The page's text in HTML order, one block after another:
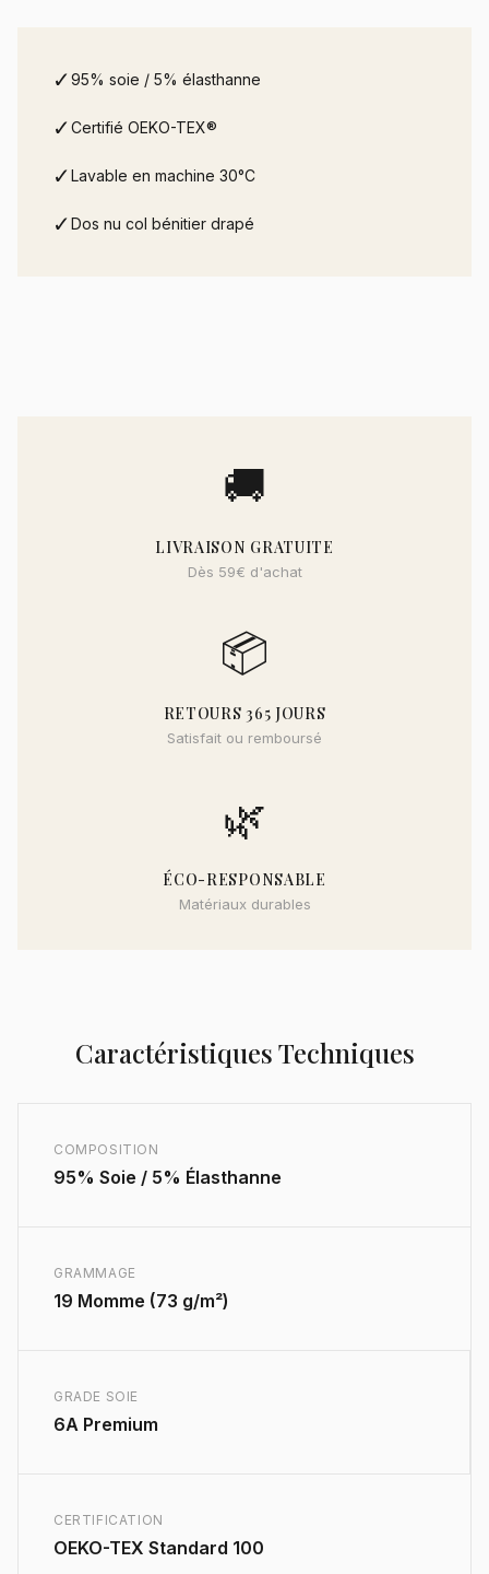
✓95% soie / 5% élasthanne
✓Certifié OEKO-TEX®
✓Lavable en machine 30°C
✓Dos nu col bénitier drapé
🚚
LIVRAISON GRATUITE
Dès 59€ d'achat
📦
RETOURS 365 JOURS
Satisfait ou remboursé
🌿
ÉCO-RESPONSABLE
Matériaux durables
Caractéristiques Techniques
COMPOSITION
95% Soie / 5% Élasthanne
GRAMMAGE
19 Momme (73 g/m²)
GRADE SOIE
6A Premium
CERTIFICATION
OEKO-TEX Standard 100